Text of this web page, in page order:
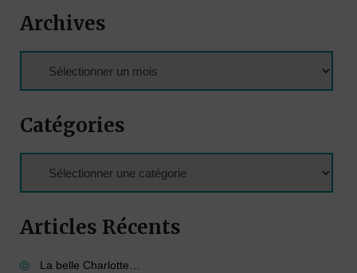
Archives
Catégories
Articles Récents
La belle Charlotte…